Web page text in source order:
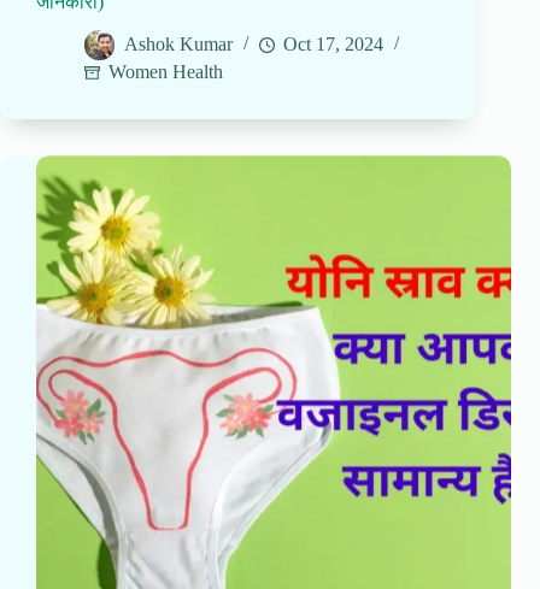
Ashok Kumar
Oct 17, 2024
Women Health